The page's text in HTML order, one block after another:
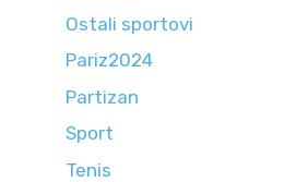
Ostali sportovi
Pariz2024
Partizan
Sport
Tenis